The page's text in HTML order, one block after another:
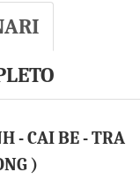
- CAI BE - TRA
)